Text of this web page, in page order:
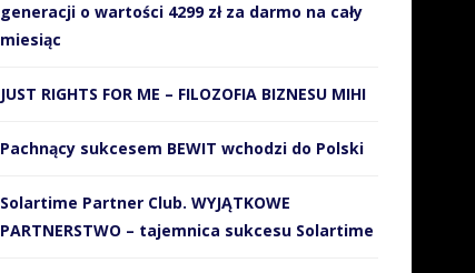
generacji o wartości 4299 zł za darmo na cały
miesiąc
JUST RIGHTS FOR ME – FILOZOFIA BIZNESU MIHI
Pachnący sukcesem BEWIT wchodzi do Polski
Solartime Partner Club. WYJĄTKOWE
PARTNERSTWO – tajemnica sukcesu Solartime